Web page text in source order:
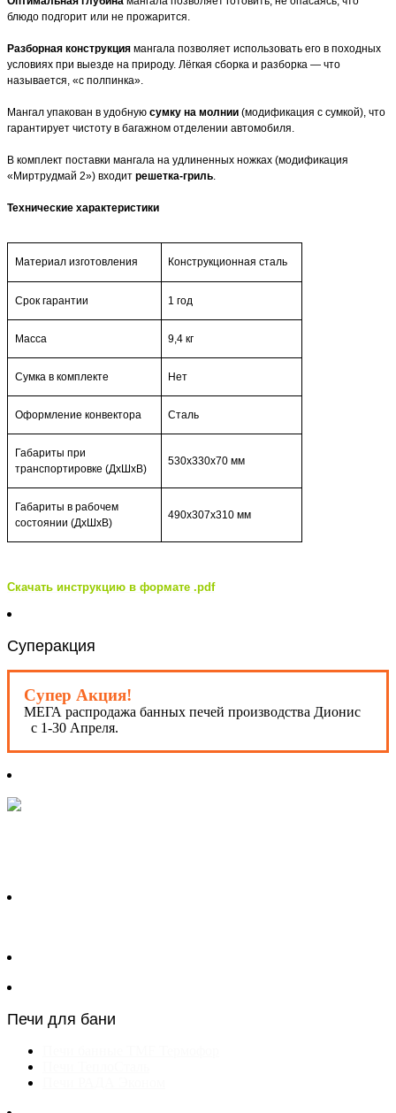
блюдо подгорит или не прожарится.
Разборная конструкция мангала позволяет использовать его в походных
условиях при выезде на природу. Лёгкая сборка и разборка — что
называется, «с полпинка».
Мангал упакован в удобную сумку на молнии (модификация с сумкой), что
гарантирует чистоту в багажном отделении автомобиля.
В комплект поставки мангала на удлиненных ножках (модификация
«Миртрудмай 2») входит решетка-гриль.
Технические характеристики
Материал изготовления Конструкционная сталь
Срок гарантии 1 год
Масса 9,4 кг
Сумка в комплекте Нет
Оформление конвектора Сталь
Габариты при
транспортировке (ДхШхВ)
530х330х70 мм
Габариты в рабочем
состоянии (ДхШхВ)
490х307х310 мм
Скачать инструкцию в формате .pdf
Суперакция
Супер Акция!
МЕГА распродажа банных печей производства Дионис
с 1-30 Апреля.
Печи для бани